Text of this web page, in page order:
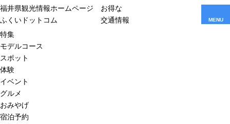
福井県観光情報ホームページ
ふくいドットコム
お得な
交通情報
MENU
特集
モデルコース
スポット
体験
イベント
グルメ
おみやげ
宿泊予約